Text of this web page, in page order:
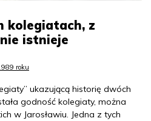
kolegiatach, z
istnieje
roku
ukazującą historię dwóch
godność kolegiaty, można
w Jarosławiu. Jedna z tych